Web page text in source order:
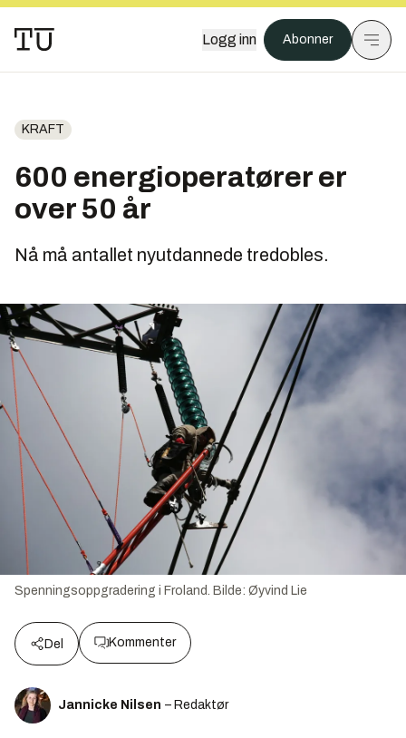
Logg inn Abonner
KRAFT
600 energioperatører er
over 50 år
Nå må antallet nyutdannede tredobles.
Spenningsoppgradering i Froland. Bilde: Øyvind Lie
Del Kommenter
Jannicke Nilsen – Redaktør